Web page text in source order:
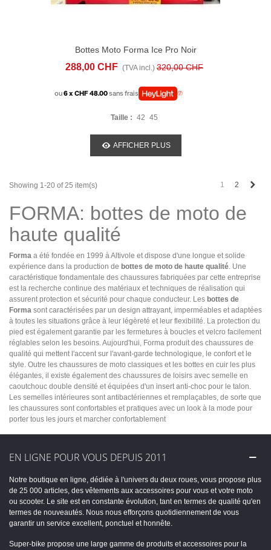
Bottes Moto Forma Ice Pro Noir
288,00 CHF (TVA incl.) 320,00 CHF
ou6 x CHF 48.00sans frais
Taille : 42 45
AFFICHER PLUS
Showing 1-20 of 25 item(s) 1 2
FORMA: bottes de moto de
haute qualité
Forma a été fondée en 1999 à Altivole et dispose d'une longue et solide
expérience dans la production de bottes de moto de haute qualité. Une
caractéristique fondamentale des chaussures fabriquées par cette entreprise
est la recherche continue des matériaux et techniques de réalisation qui
assurent protection et sécurité pour chaque conducteur. Les bottes de
Forma sont caractérisées par un design attrayant, imperméables et adaptées
à toutes les situations grâce à leur légèreté et leur flexibilité. La protection du
pied est également garantie par les fermetures à boucles et velcro facilement
réglables selon les besoins. Aujourd'hui, Forma produit des chaussures de
qualité qui mettent l'accent sur l'avant-garde technologique, le confort et le
style. Outre les chaussures de moto classiques et les bottes en cuir les plus
élégantes, il existe également des chaussures de loisirs avec semelle en
caoutchouc double densité et équipées d'un insert anti-choc pour le talon.
Les semelles intérieures sont antibactériennes et remplaçables, de sorte que
les chaussures sont confortables et pratiques avec un look à la mode pour
porter tous les jours et marcher confortablement
EN LIGNE POUR VOUS DEPUIS 2011
Notre boutique en ligne, dédiée à l'univers du deux roues, vous propose plus
de 25 000 articles, des vêtements aux accessoires pour vous et votre moto
ou scooter. Le site est en constante évolution, tant en termes de qualité qu'en
termes de nouveautés. Nous nous efforçons quotidiennement de vous
garantir un service excellent, ponctuel et honnête.
Super-bike propose une large gamme de produits et accessoires pour la